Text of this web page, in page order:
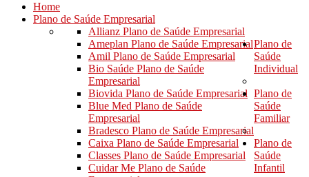
Home
Plano de Saúde Empresarial
Allianz Plano de Saúde Empresarial
Ameplan Plano de Saúde Empresarial
Amil Plano de Saúde Empresarial
Bio Saúde Plano de Saúde
Empresarial
Biovida Plano de Saúde Empresarial
Blue Med Plano de Saúde
Empresarial
Bradesco Plano de Saúde Empresarial
Caixa Plano de Saúde Empresarial
Classes Plano de Saúde Empresarial
Cuidar Me Plano de Saúde
Plano de
Saúde
Individual
Plano de
Saúde
Familiar
Plano de
Saúde
Infantil